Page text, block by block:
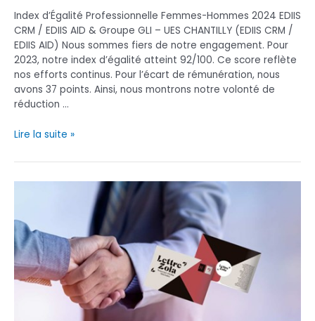
Index d’Égalité Professionnelle Femmes-Hommes 2024 EDIIS
CRM / EDIIS AID & Groupe GLI – UES CHANTILLY (EDIIS CRM /
EDIIS AID) Nous sommes fiers de notre engagement. Pour
2023, notre index d’égalité atteint 92/100. Ce score reflète
nos efforts continus. Pour l’écart de rémunération, nous
avons 37 points. Ainsi, nous montrons notre volonté de
réduction …
Index
Professionnelle
Femmes-
Lire la suite »